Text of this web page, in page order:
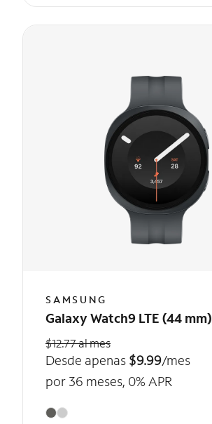
SAMSUNG
Galaxy Watch9 LTE (44 mm)
$12.77 al mes
Desde apenas $9.99/mes
por 36 meses, 0% APR